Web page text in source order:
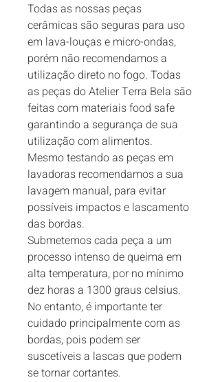
Todas as nossas peças
cerâmicas são seguras para uso
em lava-louças e micro-ondas,
porém não recomendamos a
utilização direto no fogo. Todas
as peças do Atelier Terra Bela são
feitas com materiais food safe
garantindo a segurança de sua
utilização com alimentos.
Mesmo testando as peças em
lavadoras recomendamos a sua
lavagem manual, para evitar
possíveis impactos e lascamento
das bordas.
Submetemos cada peça a um
processo intenso de queima em
alta temperatura, por no mínimo
dez horas a 1300 graus celsius.
No entanto, é importante ter
cuidado principalmente com as
bordas, pois podem ser
suscetíveis a lascas que podem
se tornar cortantes.